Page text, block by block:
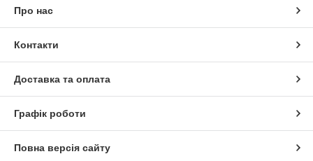
Про нас
Контакти
Доставка та оплата
Графік роботи
Повна версія сайту